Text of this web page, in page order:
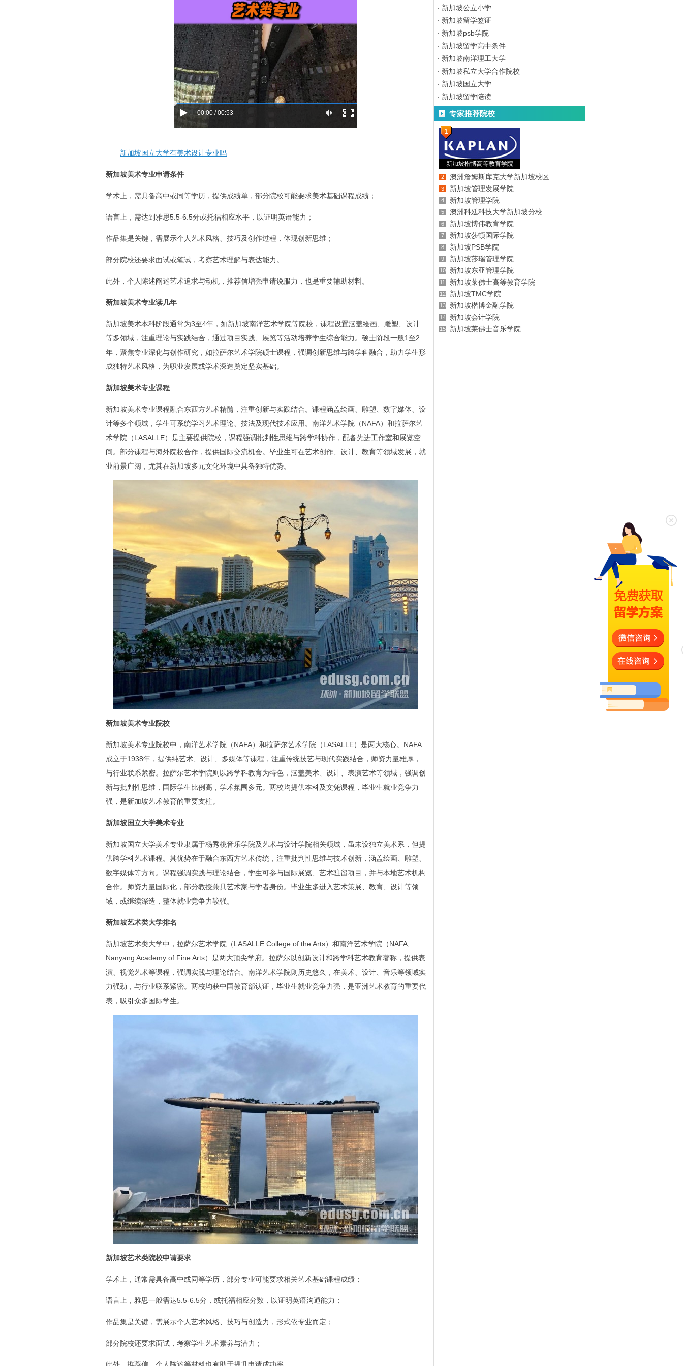
00:00 / 00:53
新加坡国立大学有美术设计专业吗
新加坡美术专业申请条件
学术上，需具备高中或同等学历，提供成绩单，部分院校可能要求美术基础课程成绩；
语言上，需达到雅思5.5-6.5分或托福相应水平，以证明英语能力；
作品集是关键，需展示个人艺术风格、技巧及创作过程，体现创新思维；
部分院校还要求面试或笔试，考察艺术理解与表达能力。
此外，个人陈述阐述艺术追求与动机，推荐信增强申请说服力，也是重要辅助材料。
新加坡美术专业读几年
新加坡美术本科阶段通常为3至4年，如新加坡南洋艺术学院等院校，课程设置涵盖绘画、雕塑、设计
等多领域，注重理论与实践结合，通过项目实践、展览等活动培养学生综合能力。硕士阶段一般1至2
年，聚焦专业深化与创作研究，如拉萨尔艺术学院硕士课程，强调创新思维与跨学科融合，助力学生形
成独特艺术风格，为职业发展或学术深造奠定坚实基础。
新加坡美术专业课程
新加坡美术专业课程融合东西方艺术精髓，注重创新与实践结合。课程涵盖绘画、雕塑、数字媒体、设
计等多个领域，学生可系统学习艺术理论、技法及现代技术应用。南洋艺术学院（NAFA）和拉萨尔艺
术学院（LASALLE）是主要提供院校，课程强调批判性思维与跨学科协作，配备先进工作室和展览空
间。部分课程与海外院校合作，提供国际交流机会。毕业生可在艺术创作、设计、教育等领域发展，就
业前景广阔，尤其在新加坡多元文化环境中具备独特优势。
新加坡美术专业院校
新加坡美术专业院校中，南洋艺术学院（NAFA）和拉萨尔艺术学院（LASALLE）是两大核心。NAFA
成立于1938年，提供纯艺术、设计、多媒体等课程，注重传统技艺与现代实践结合，师资力量雄厚，
与行业联系紧密。拉萨尔艺术学院则以跨学科教育为特色，涵盖美术、设计、表演艺术等领域，强调创
新与批判性思维，国际学生比例高，学术氛围多元。两校均提供本科及文凭课程，毕业生就业竞争力
强，是新加坡艺术教育的重要支柱。
新加坡国立大学美术专业
新加坡国立大学美术专业隶属于杨秀桃音乐学院及艺术与设计学院相关领域，虽未设独立美术系，但提
供跨学科艺术课程。其优势在于融合东西方艺术传统，注重批判性思维与技术创新，涵盖绘画、雕塑、
数字媒体等方向。课程强调实践与理论结合，学生可参与国际展览、艺术驻留项目，并与本地艺术机构
合作。师资力量国际化，部分教授兼具艺术家与学者身份。毕业生多进入艺术策展、教育、设计等领
域，或继续深造，整体就业竞争力较强。
新加坡艺术类大学排名
新加坡艺术类大学中，拉萨尔艺术学院（LASALLE College of the Arts）和南洋艺术学院（NAFA,
Nanyang Academy of Fine Arts）是两大顶尖学府。拉萨尔以创新设计和跨学科艺术教育著称，提供表
演、视觉艺术等课程，强调实践与理论结合。南洋艺术学院则历史悠久，在美术、设计、音乐等领域实
力强劲，与行业联系紧密。两校均获中国教育部认证，毕业生就业竞争力强，是亚洲艺术教育的重要代
表，吸引众多国际学生。
新加坡艺术类院校申请要求
学术上，通常需具备高中或同等学历，部分专业可能要求相关艺术基础课程成绩；
语言上，雅思一般需达5.5-6.5分，或托福相应分数，以证明英语沟通能力；
作品集是关键，需展示个人艺术风格、技巧与创造力，形式依专业而定；
部分院校还要求面试，考察学生艺术素养与潜力；
新加坡公立小学
新加坡留学签证
新加坡psb学院
新加坡留学高中条件
新加坡南洋理工大学
新加坡私立大学合作院校
新加坡国立大学
新加坡留学陪读
专家推荐院校
1
新加坡楷博高等教育学院
2 澳洲詹姆斯库克大学新加坡校区
3 新加坡管理发展学院
4 新加坡管理学院
5 澳洲科廷科技大学新加坡分校
6 新加坡博伟教育学院
7 新加坡莎顿国际学院
8 新加坡PSB学院
9 新加坡莎瑞管理学院
10 新加坡东亚管理学院
11 新加坡莱佛士高等教育学院
12 新加坡TMC学院
13 新加坡楷博金融学院
14 新加坡会计学院
15 新加坡莱佛士音乐学院